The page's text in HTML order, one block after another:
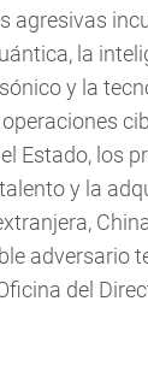
agresivas
la
y la
Estado, los
y la
adversario
del